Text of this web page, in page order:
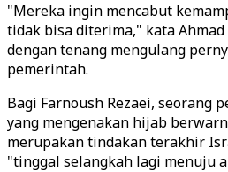
"Mereka ingin mencabut
tidak bisa diterima," kata Ahmad
dengan tenang mengulang
pemerintah.
Bagi Farnoush Rezaei, seorang
yang mengenakan hijab
merupakan tindakan terakhir
"tinggal selangkah lagi menuju